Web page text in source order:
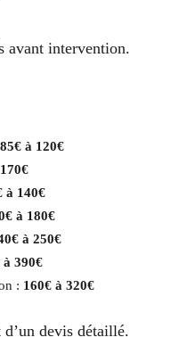
avant intervention.
85€ à 120€
à 140€
à 180€
à 250€
à 390€
: 160€ à 320€
devis détaillé.